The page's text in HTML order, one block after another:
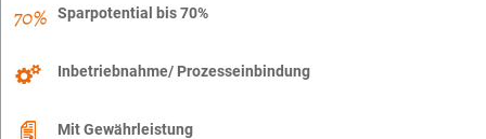
Sparpotential bis 70%
Inbetriebnahme/ Prozesseinbindung
Mit Gewährleistung